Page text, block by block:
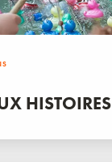
HISTOIRES